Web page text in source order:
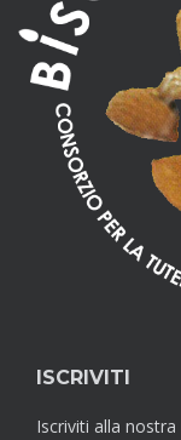
ISCRIVITI
Iscriviti alla